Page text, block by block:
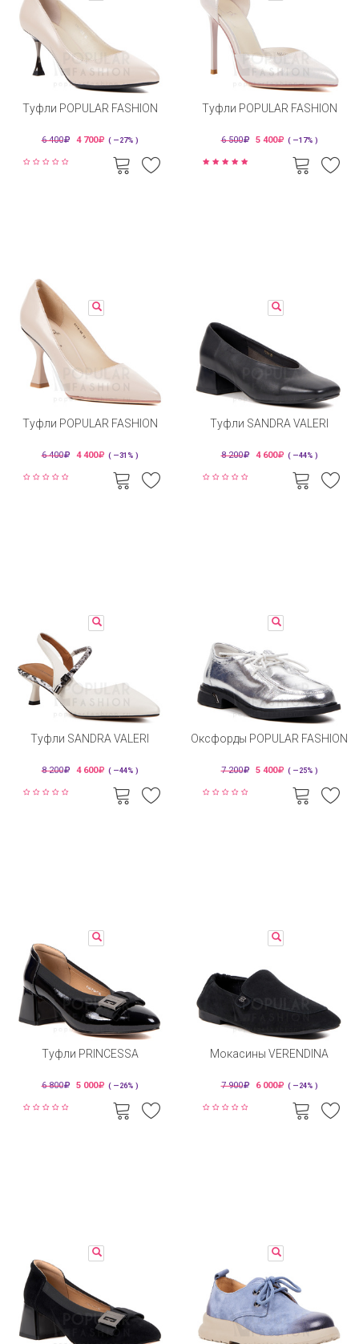
Туфли POPULAR FASHION
6 400 4 700 ( —27% )
Туфли POPULAR FASHION
6 500 5 400 ( —17% )
Туфли POPULAR FASHION
6 400 4 400 ( —31% )
Туфли SANDRA VALERI
8 200 4 600 ( —44% )
Туфли SANDRA VALERI
8 200 4 600 ( —44% )
Оксфорды POPULAR FASHION
7 200 5 400 ( —25% )
Туфли PRINCESSA
6 800 5 000 ( —26% )
Мокасины VERENDINA
7 900 6 000 ( —24% )